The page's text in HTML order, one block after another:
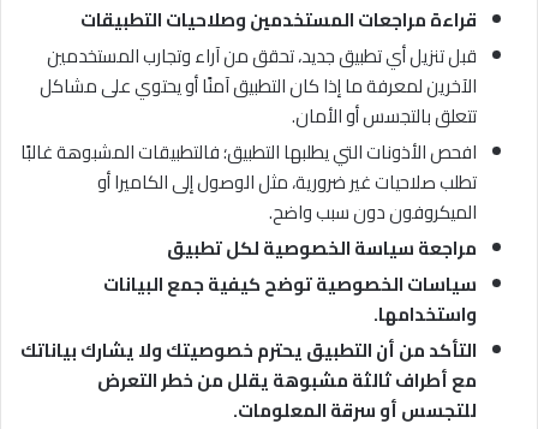
قراءة مراجعات المستخدمين وصلاحيات التطبيقات
قبل تنزيل أي تطبيق جديد، تحقق من آراء وتجارب المستخدمين
الآخرين لمعرفة ما إذا كان التطبيق آمنًا أو يحتوي على مشاكل
تتعلق بالتجسس أو الأمان.
افحص الأذونات التي يطلبها التطبيق؛ فالتطبيقات المشبوهة غالبًا
تطلب صلاحيات غير ضرورية، مثل الوصول إلى الكاميرا أو
الميكروفون دون سبب واضح.
مراجعة سياسة الخصوصية لكل تطبيق
سياسات الخصوصية توضح كيفية جمع البيانات
واستخدامها.
التأكد من أن التطبيق يحترم خصوصيتك ولا يشارك بياناتك
مع أطراف ثالثة مشبوهة يقلل من خطر التعرض
للتجسس أو سرقة المعلومات.